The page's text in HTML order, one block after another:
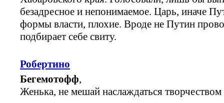
безадресное и непонимаемое. Царь, иначе
формы власти, плохие. Вроде не Путин
подбирает себе свиту.
Робертино
Бегемотофф,
Женька, не мешай наслаждаться творчеством